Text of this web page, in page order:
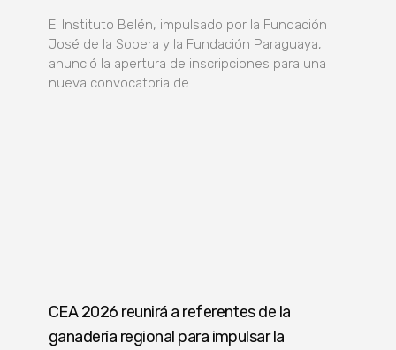
El Instituto Belén, impulsado por la Fundación
José de la Sobera y la Fundación Paraguaya,
anunció la apertura de inscripciones para una
nueva convocatoria de
CEA 2026 reunirá a referentes de la
ganadería regional para impulsar la